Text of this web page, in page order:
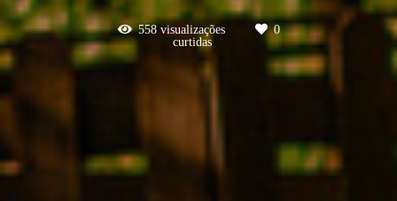
558visualizações
0
curtidas